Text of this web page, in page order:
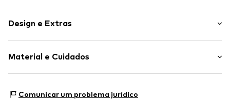
Design e Extras
Fecho de correr
Material e Cuidados
Comunicar um problema jurídico